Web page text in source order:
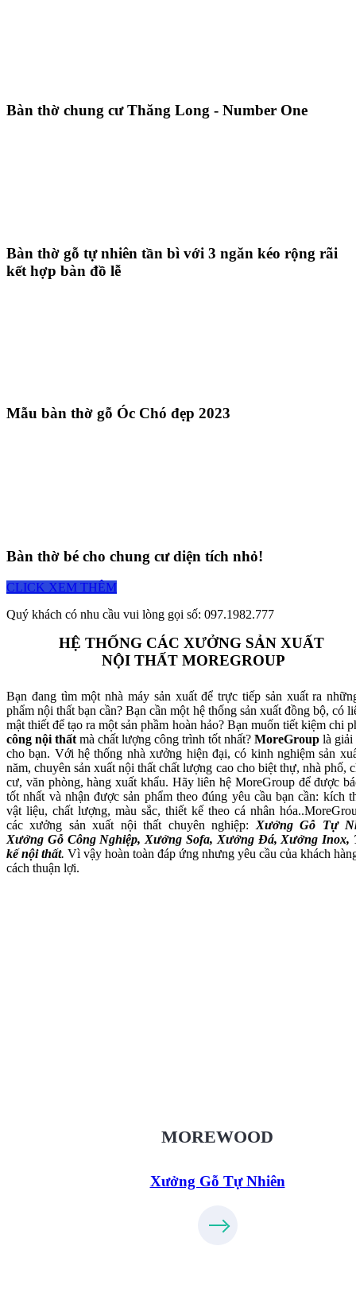
Bàn thờ chung cư Thăng Long - Number One
Bàn thờ gỗ tự nhiên tần bì với 3 ngăn kéo rộng rãi
kết hợp bàn đồ lễ
Mẫu bàn thờ gỗ Óc Chó đẹp 2023
Bàn thờ bé cho chung cư diện tích nhỏ!
CLICK XEM THÊM
Quý khách có nhu cầu vui lòng gọi số: 097.1982.777
HỆ THỐNG CÁC XƯỞNG SẢN XUẤT
NỘI THẤT MOREGROUP
Bạn đang tìm một nhà máy sản xuất để trực tiếp sản xuất ra
phẩm nội thất bạn cần? Bạn cần một hệ thống sản xuất đồng bộ, có
mật thiết để tạo ra một sản phầm hoàn hảo? Bạn muốn tiết kiệm chi
công nội thất mà chất lượng công trình tốt nhất? MoreGroup là giải
cho bạn. Với hệ thống nhà xưởng hiện đại, có kinh nghiệm sản
năm, chuyên sản xuất nội thất chất lượng cao cho biệt thự, nhà phố,
cư, văn phòng, hàng xuất khẩu. Hãy liên hệ MoreGroup để được
tốt nhất và nhận được sản phẩm theo đúng yêu cầu bạn cần: kích
vật liệu, chất lượng, màu sắc, thiết kế theo cá nhân
các xưởng sản xuất nội thất chuyên nghiệp: Xưởng Gỗ Tự
Xưởng Gỗ Công Nghiệp, Xưởng Sofa, Xưởng Đá, Xưởng Inox,
kế nội thất. Vì vậy hoàn toàn đáp ứng nhưng yêu cầu của khách
cách thuận lợi.
MOREWOOD
Xưởng Gỗ Tự Nhiên